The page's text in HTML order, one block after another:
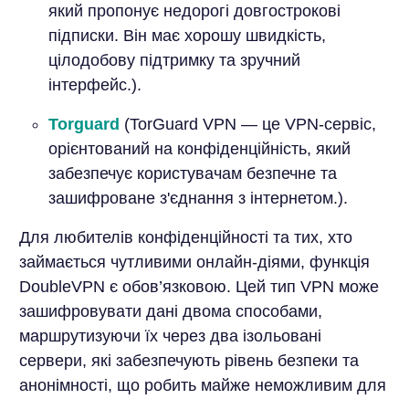
який пропонує недорогі довгострокові
підписки. Він має хорошу швидкість,
цілодобову підтримку та зручний
інтерфейс.).
Torguard (TorGuard VPN — це VPN-сервіс,
орієнтований на конфіденційність, який
забезпечує користувачам безпечне та
зашифроване з'єднання з інтернетом.).
Для любителів конфіденційності та тих, хто
займається чутливими онлайн-діями, функція
DoubleVPN є обов’язковою. Цей тип VPN може
зашифровувати дані двома способами,
маршрутизуючи їх через два ізольовані
сервери, які забезпечують рівень безпеки та
анонімності, що робить майже неможливим для